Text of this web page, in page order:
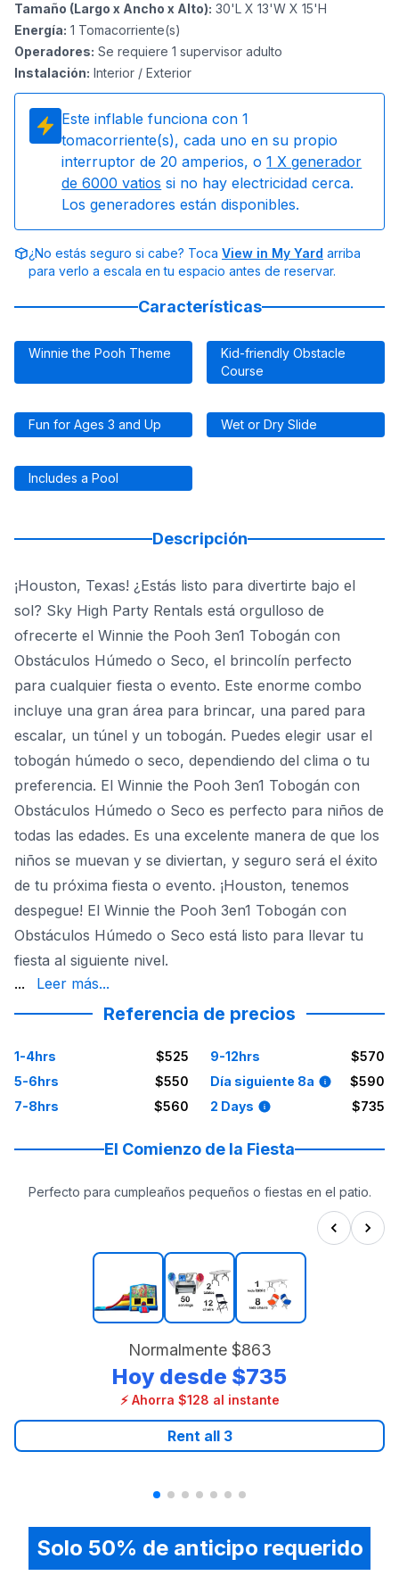
Tamaño (Largo x Ancho x Alto): 30'L X 13'W X 15'H
Energía: 1 Tomacorriente(s)
Operadores: Se requiere 1 supervisor adulto
Instalación: Interior / Exterior
Este inflable funciona con 1
tomacorriente(s), cada uno en su propio
interruptor de 20 amperios, o 1 X generador
de 6000 vatios si no hay electricidad cerca.
Los generadores están disponibles.
¿No estás seguro si cabe? Toca View in My Yard arriba
para verlo a escala en tu espacio antes de reservar.
Características
Winnie the Pooh Theme
Kid-friendly Obstacle
Course
Fun for Ages 3 and Up Wet or Dry Slide
Includes a Pool
Descripción
¡Houston, Texas! ¿Estás listo para divertirte bajo el
sol? Sky High Party Rentals está orgulloso de
ofrecerte el Winnie the Pooh 3en1 Tobogán con
Obstáculos Húmedo o Seco, el brincolín perfecto
para cualquier fiesta o evento. Este enorme combo
incluye una gran área para brincar, una pared para
escalar, un túnel y un tobogán. Puedes elegir usar el
tobogán húmedo o seco, dependiendo del clima o tu
preferencia. El Winnie the Pooh 3en1 Tobogán con
Obstáculos Húmedo o Seco es perfecto para niños de
todas las edades. Es una excelente manera de que los
niños se muevan y se diviertan, y seguro será el éxito
de tu próxima fiesta o evento. ¡Houston, tenemos
despegue! El Winnie the Pooh 3en1 Tobogán con
Obstáculos Húmedo o Seco está listo para llevar tu
fiesta al siguiente nivel.
emocionantes, este brincolín seguro será un éxito con
... Leer más...
Referencia de precios
1-4hrs
$525
5-6hrs
$550
7-8hrs
$560
9-12hrs
$570
Día siguiente 8a
$590
2 Days
$735
El Comienzo de la Fiesta
Perfecto para cumpleaños pequeños o fiestas en el patio.
Normalmente $863
Hoy desde $735
⚡ Ahorra $128 al instante
Rent all 3
Solo 50% de anticipo requerido